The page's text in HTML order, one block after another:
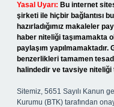
Yasal Uyarı: Bu internet
şirketi ile hiçbir bağlantısı
hazırladığımız makaleler
haber niteliği taşımamakta
paylaşım
benzerlikleri tamamen
halindedir ve tavsiye niteliği
Sitemiz, 5651 Sayılı Kanun
Kurumu (BTK) tarafından